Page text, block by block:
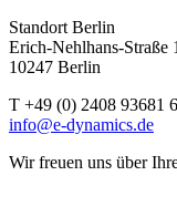
Standort Berlin
Erich-Nehlhans-Straße
10247 Berlin
T +49 (0) 2408 93681
info@e-dynamics.de
Wir freuen uns über